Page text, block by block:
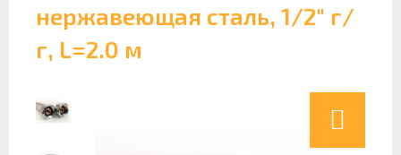
нержавеющая сталь, 1/2" г/
г, L=2.0 м